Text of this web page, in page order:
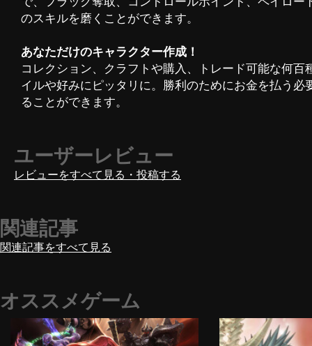
のスキルを磨くことができます。
あなただけのキャラクター作成！
コレクション、クラフトや購入、トレード可能な何
イルや好みにピッタリに。勝利のためにお金を払う
ることができます。
ユーザーレビュー
レビューをすべて見る・投稿する
関連記事
関連記事をすべて見る
オススメゲーム